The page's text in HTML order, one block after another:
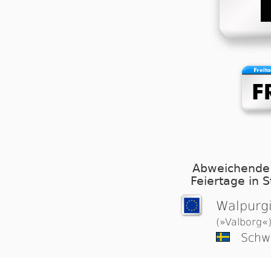
Feiertage in
(»Valborg«)